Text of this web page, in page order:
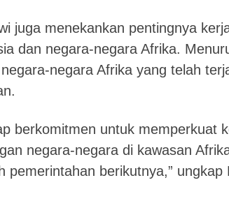
juga menekankan pentingnya
dan negara-negara Afrika.
negara Afrika yang telah
berkomitmen untuk memperkuat
negara-negara di kawasan
pemerintahan berikutnya,” ungkap